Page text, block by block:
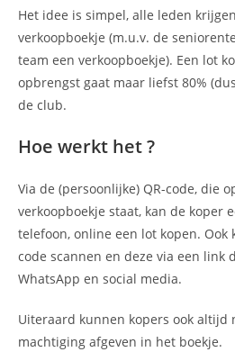
Het idee is simpel, alle leden
verkoopboekje (m.u.v. de
team een verkoopboekje). Een lot
opbrengst gaat maar liefst 80%
de club.
Hoe werkt het ?
Via de (persoonlijke) QR-code, die
verkoopboekje staat, kan de koper
telefoon, online een lot kopen. Ook
code scannen en deze via een link
WhatsApp en social media.
Uiteraard kunnen kopers ook altijd
machtiging afgeven in het boekje.